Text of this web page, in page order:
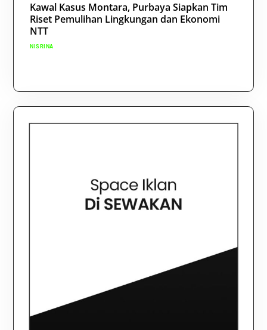
Kawal Kasus Montara, Purbaya Siapkan Tim
Riset Pemulihan Lingkungan dan Ekonomi
NTT
NISRINA